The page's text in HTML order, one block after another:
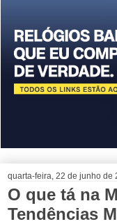
quarta-feira, 22 de junho de
O que tá na
Tendências